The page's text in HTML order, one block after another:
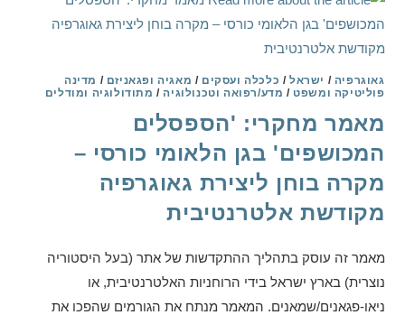
גאוגרפיה / ישראל / כלכלה ועסקים / מאגיה ופגאניזם / מדינה
פוליטיקה ומשפט / מדע/רפואה וטכנולוגיה / מתודולוגיה ומודלים
מאמר מחקרי: 'הספסלים
המכושפים' בגן הלאומי כורסי –
מקרה בוחן ליצירת גאוגרפיה
מקודשת אלטרנטיבית
מאמר זה עוסק בתהליך ההתקדשות של אתר (בעל היסטוריה
נוצרית) בארץ ישראל בידי הרוחניות האלטרנטיבית, או
ניאו-פגאנים/שמאנים. המאמר מנתח את הגורמים שהפכו את